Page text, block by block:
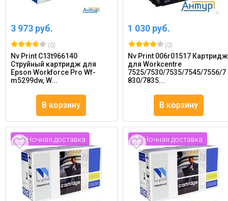
3 973 руб.
(0)
Nv Print C13t966140
Струйный картридж для
Epson Workforce Pro Wf-
m5299dw, W...
В корзину
1 030 руб.
(0)
Nv Print 006r01517 Картридж
для Workcentre
7525/7530/7535/7545/7556/7
830/7835...
В корзину
Ночная доставка Ночная доставка